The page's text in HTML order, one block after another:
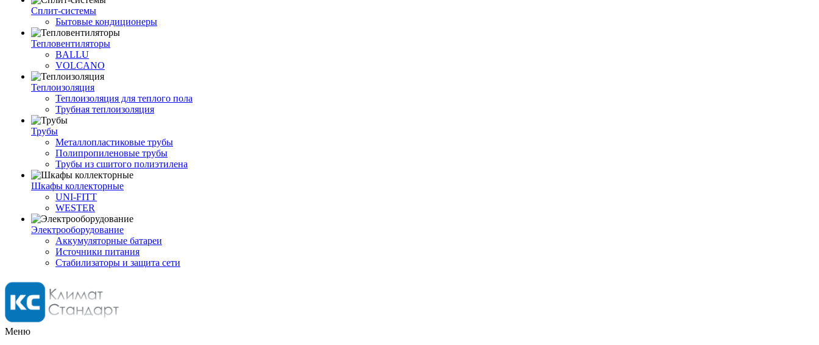
Сплит-системы
Бытовые кондиционеры
Тепловентиляторы
BALLU
VOLCANO
Теплоизоляция
Теплоизоляция для теплого пола
Трубная теплоизоляция
Трубы
Металлопластиковые трубы
Полипропиленовые трубы
Трубы из сшитого полиэтилена
Шкафы коллекторные
UNI-FITT
WESTER
Электрооборудование
Аккумуляторные батареи
Источники питания
Стабилизаторы и защита сети
Меню